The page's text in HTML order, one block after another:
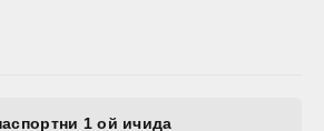
1 ой ичида